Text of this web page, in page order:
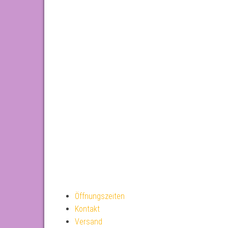
Öffnungszeiten
Kontakt
Versand